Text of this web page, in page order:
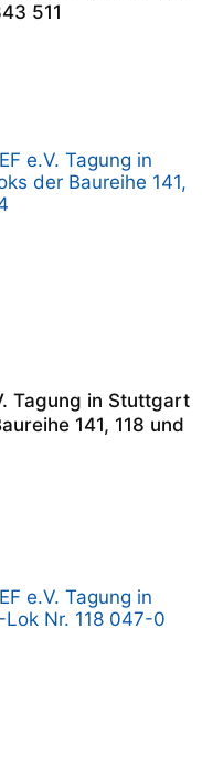
511
Tagung in Stuttgart
141, 118 und